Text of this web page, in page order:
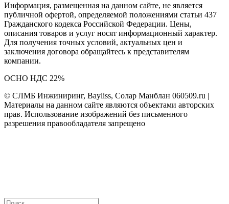
Информация, размещенная на данном сайте, не является
публичной офертой, определяемой положениями статьи 437
Гражданского кодекса Российской Федерации. Цены,
описания товаров и услуг носят информационный характер.
Для получения точных условий, актуальных цен и
заключения договора обращайтесь к представителям
компании.
ОСНО НДС 22%
© СЛМБ Инжиниринг, Bayliss, Солар Манблан 060509.ru |
Материалы на данном сайте являются объектами авторских
прав. Использование изображений без письменного
разрешения правообладателя запрещено